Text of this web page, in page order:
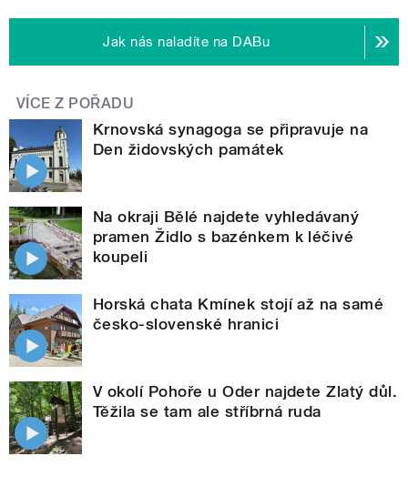
Jak nás naladíte na DABu
VÍCE Z POŘADU
Krnovská synagoga se připravuje na
Den židovských památek
Na okraji Bělé najdete vyhledávaný
pramen Židlo s bazénkem k léčivé
koupeli
Horská chata Kmínek stojí až na samé
česko-slovenské hranici
V okolí Pohoře u Oder najdete Zlatý důl.
Těžila se tam ale stříbrná ruda